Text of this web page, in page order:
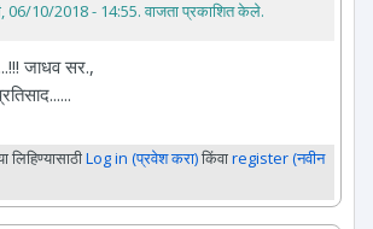
06/10/2018 - 14:55. वाजता प्रकाशित केले.
जाधव सर.,
लिहिण्यासाठीLog in (प्रवेश करा)किंवाregister (नवीन